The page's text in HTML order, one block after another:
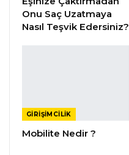
Onu Saç Uzatmaya
Nasıl Teşvik Edersiniz?
GIRIŞIMCILIK
Mobilite Nedir ?